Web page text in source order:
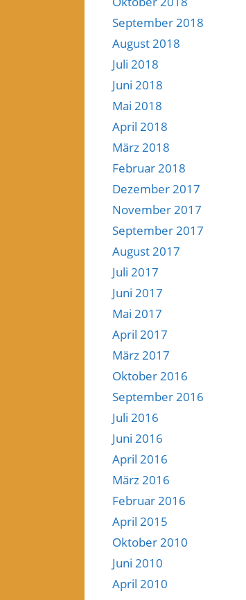
September 2018
August 2018
Juli 2018
Juni 2018
Mai 2018
April 2018
März 2018
Februar 2018
Dezember 2017
November 2017
September 2017
August 2017
Juli 2017
Juni 2017
Mai 2017
April 2017
März 2017
Oktober 2016
September 2016
Juli 2016
Juni 2016
April 2016
März 2016
Februar 2016
April 2015
Oktober 2010
Juni 2010
April 2010